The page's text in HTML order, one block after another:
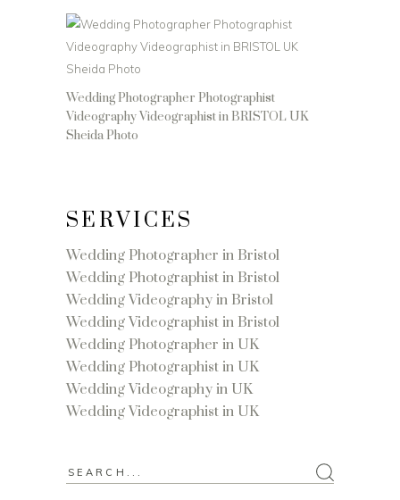
Wedding Photographer Photographist
Videography Videographist in BRISTOL UK
Sheida Photo
SERVICES
Wedding Photographer in Bristol
Wedding Photographist in Bristol
Wedding Videography in Bristol
Wedding Videographist in Bristol
Wedding Photographer in UK
Wedding Photographist in UK
Wedding Videography in UK
Wedding Videographist in UK
Search